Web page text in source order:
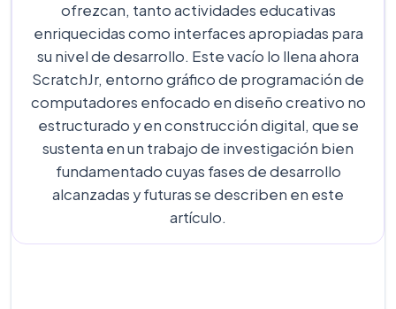
ofrezcan, tanto actividades educativas
enriquecidas como interfaces apropiadas para
su nivel de desarrollo. Este vacío lo llena ahora
ScratchJr, entorno gráfico de programación de
computadores enfocado en diseño creativo no
estructurado y en construcción digital, que se
sustenta en un trabajo de investigación bien
fundamentado cuyas fases de desarrollo
alcanzadas y futuras se describen en este
artículo.